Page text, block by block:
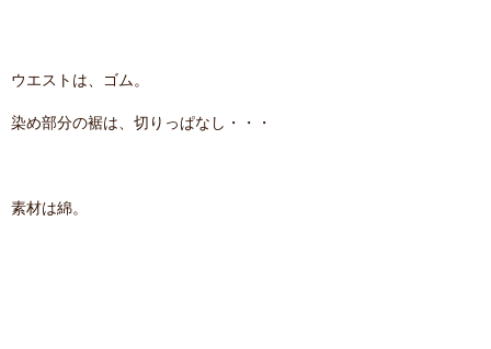
ウエストは、ゴム。
染め部分の裾は、切りっぱなし・・・
素材は綿。